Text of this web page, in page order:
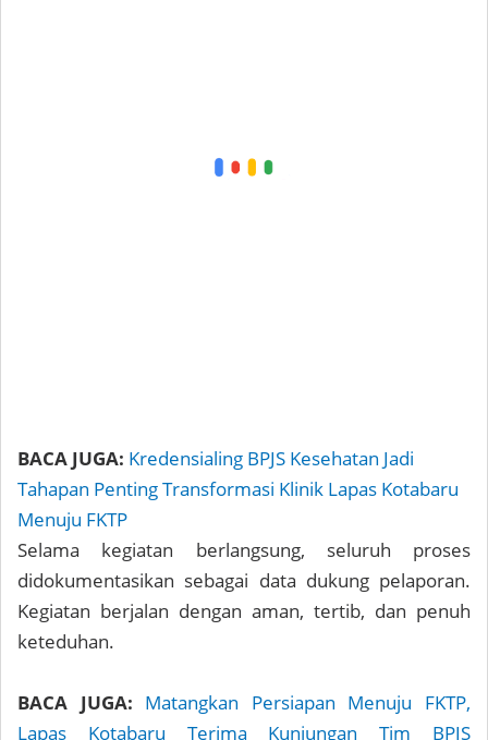
BACA JUGA: Kredensialing BPJS Kesehatan Jadi
Tahapan Penting Transformasi Klinik Lapas Kotabaru
Menuju FKTP
Selama kegiatan berlangsung, seluruh proses
didokumentasikan sebagai data dukung pelaporan.
Kegiatan berjalan dengan aman, tertib, dan penuh
keteduhan.
BACA JUGA: Matangkan Persiapan Menuju FKTP,
Lapas Kotabaru Terima Kunjungan Tim BPJS